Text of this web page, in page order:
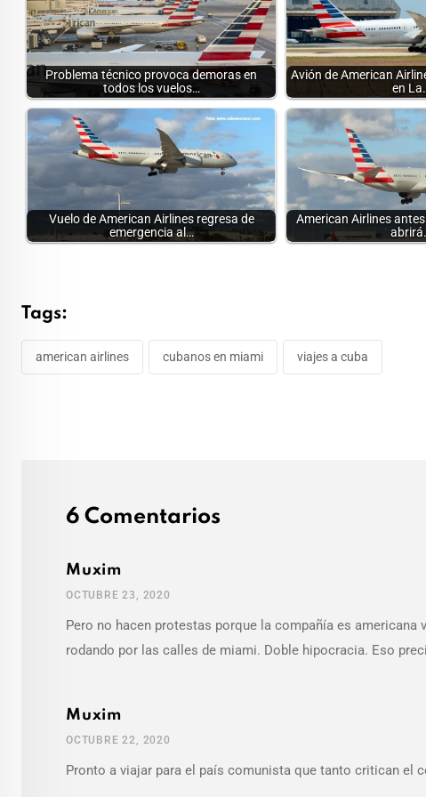
Problema técnico provoca demoras en
todos los vuelos…
Avión de American
en
Vuelo de American Airlines regresa de
emergencia al…
American Airlines
Tags:
american airlines cubanos en miami viajes a cuba
6 Comentarios
Muxim
OCTUBRE 23, 2020
Pero no hacen protestas porque la compañía es
rodando por las calles de miami. Doble hipocracia. Eso
Muxim
OCTUBRE 22, 2020
Pronto a viajar para el país comunista que tanto critican el